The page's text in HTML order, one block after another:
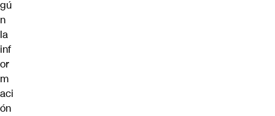
gú
n
la
inf
or
m
aci
ón